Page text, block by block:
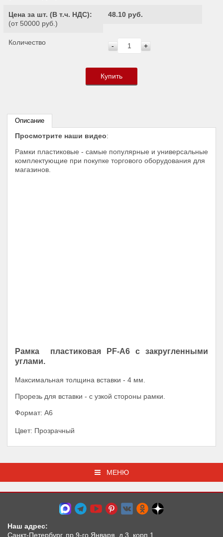
Цена за шт. (В т.ч. НДС):
(от 50000 руб.)
48.10 руб.
Количество - +
Купить
Описание
Просмотрите наши видео:
Рамки пластиковые - самые популярные и универсальные
комплектующие при покупке торгового оборудования для
магазинов.
Рамка пластиковая PF-А6 с закругленными
углами.
Максимальная толщина вставки - 4 мм.
Прорезь для вставки - с узкой стороны рамки.
Формат: А6
Цвет: Прозрачный
МЕНЮ
Наш адрес:
Санкт-Петербург, пр.9-го Января, д.3, корп.1